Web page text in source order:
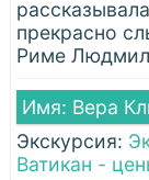
прекрасно
Риме
Имя: Вера
Экскурсия:
Ватикан -